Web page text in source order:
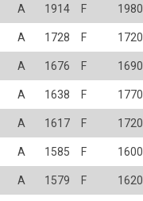
A 1914 F 1980
A 1728 F 1720
A 1676 F 1690
A 1638 F 1770
A 1617 F 1720
A 1585 F 1600
A 1579 F 1620